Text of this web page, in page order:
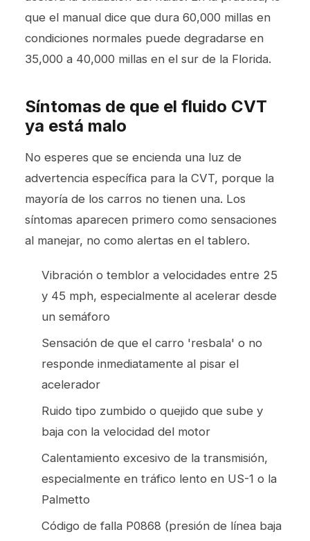
que el manual dice que dura 60,000 millas en
condiciones normales puede degradarse en
35,000 a 40,000 millas en el sur de la Florida.
Síntomas de que el fluido CVT
ya está malo
No esperes que se encienda una luz de
advertencia específica para la CVT, porque la
mayoría de los carros no tienen una. Los
síntomas aparecen primero como sensaciones
al manejar, no como alertas en el tablero.
Vibración o temblor a velocidades entre 25
y 45 mph, especialmente al acelerar desde
un semáforo
Sensación de que el carro 'resbala' o no
responde inmediatamente al pisar el
acelerador
Ruido tipo zumbido o quejido que sube y
baja con la velocidad del motor
Calentamiento excesivo de la transmisión,
especialmente en tráfico lento en US-1 o la
Palmetto
Código de falla P0868 (presión de línea baja